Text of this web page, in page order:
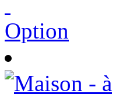
Option